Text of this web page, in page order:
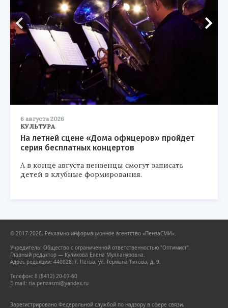
6 августа 2026
КУЛЬТУРА
На летней сцене «Дома офицеров» пройдет
серия бесплатных концертов
А в конце августа пензенцы смогут записать
детей в клубные формирования.
© 2017-2026, Рекламно-информационное агентство «ПензаСМИ».
Учредитель: Общество с ограниченной ответственностью "Оптимист".
Главный редактор — Куликова Елена Муллануровна.
Адрес редакции: 440028, г. Пенза, ул. Германа Титова, д. 9.
Телефон: 8 (8412) 20-07-60
E-mail: ria.penzasmi@yandex.ru
Зарегистрировано Федеральной службой по надзору в сфере связи,